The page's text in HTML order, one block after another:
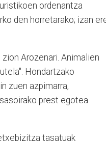
ordenantza
den horretarako; izan
Arozenari. Animalien
Hondartzako
zuen azpimarra,
prest egotea
tasatuak